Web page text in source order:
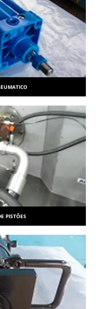
PISTÕES